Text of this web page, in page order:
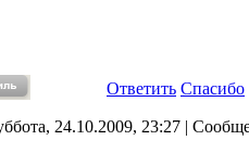
Ответить Спасибо
24.10.2009, 23:27 |